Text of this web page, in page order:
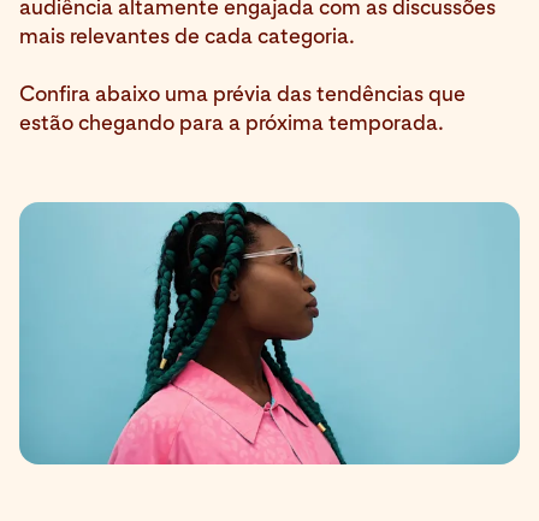
audiência altamente engajada com as discussões
mais relevantes de cada categoria.
Confira abaixo uma prévia das tendências que
estão chegando para a próxima temporada.